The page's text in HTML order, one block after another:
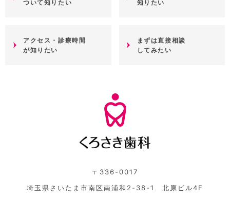
ついて知りたい 知りたい
アクセス・診療時間
が知りたい
まずは直接相談
してみたい
〒336-0017
埼玉県さいたま市南区南浦和2-38-1 北原ビル4F